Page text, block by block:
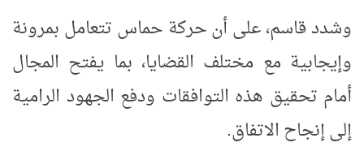
وشدد قاسم، على أن حركة حماس تتعامل بمرونة
وإيجابية مع مختلف القضايا، بما يفتح المجال
أمام تحقيق هذه التوافقات ودفع الجهود الرامية
إلى إنجاح الاتفاق.